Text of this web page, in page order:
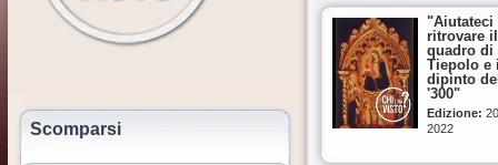
Scomparsi
"Aiutateci
ritrovare il
quadro di
Tiepolo e
dipinto
'300"
Edizione:
2022